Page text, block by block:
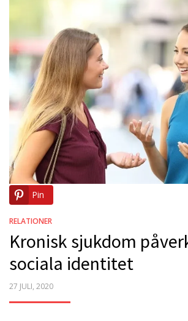
Pin
RELATIONER
Kronisk sjukdom
sociala identitet
POSTED
27 JULI, 2020